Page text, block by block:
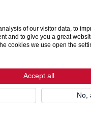
/
of our visitor data, to
and to give you a great
cookies we use open the
Accept all
No,